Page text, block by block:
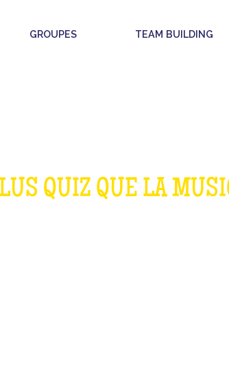
GROUPES TEAM BUILDING
QUIZ QUE LA